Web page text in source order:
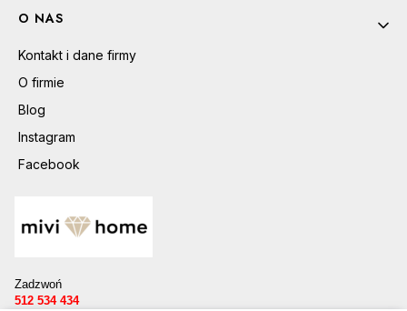
O NAS
Kontakt i dane firmy
O firmie
Blog
Instagram
Facebook
Zadzwoń
512 534 434